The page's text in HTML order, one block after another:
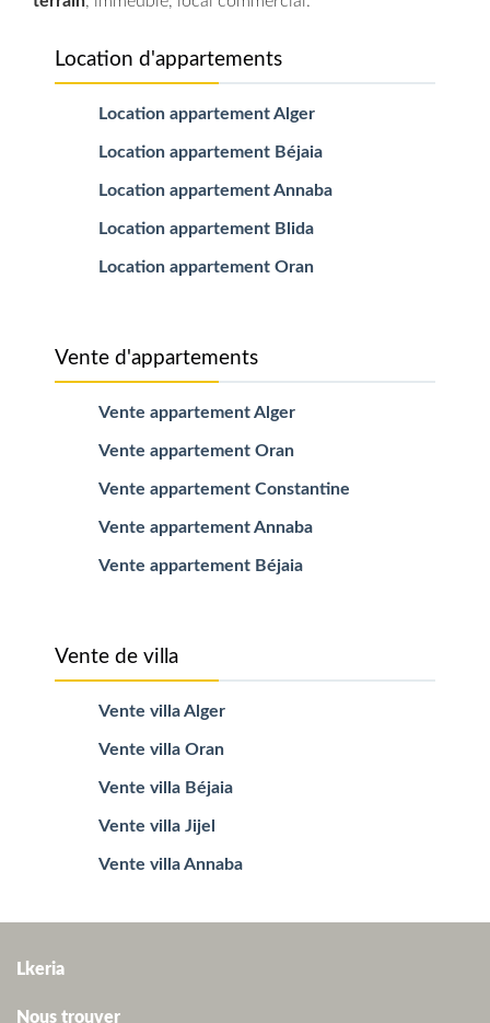
Location d'appartements
Location appartement Alger
Location appartement Béjaia
Location appartement Annaba
Location appartement Blida
Location appartement Oran
Vente d'appartements
Vente appartement Alger
Vente appartement Oran
Vente appartement Constantine
Vente appartement Annaba
Vente appartement Béjaia
Vente de villa
Vente villa Alger
Vente villa Oran
Vente villa Béjaia
Vente villa Jijel
Vente villa Annaba
Lkeria
Nous trouver